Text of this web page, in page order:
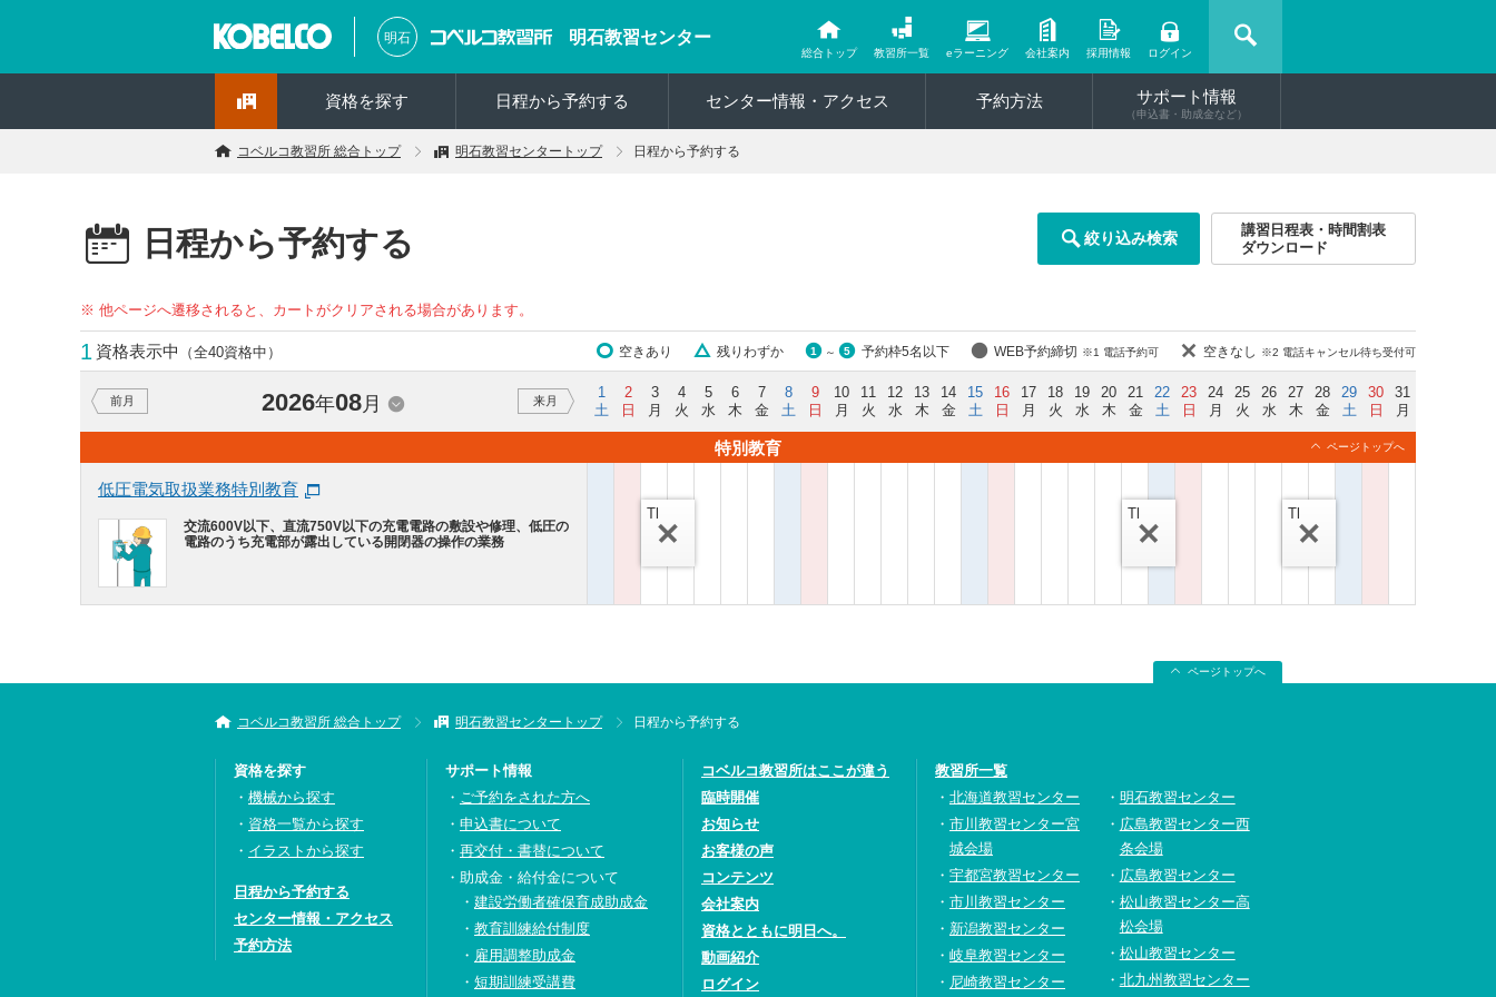
明石 明石教習センター
総合トップ 教習所一覧 eラーニング 会社案内 採用情報 ログイン
資格を探す 日程から予約する センター情報・アクセス 予約方法 サポート情報
（申込書・助成金など）
コベルコ教習所 総合トップ 明石教習センタートップ 日程から予約する
日程から予約する 絞り込み検索
講習日程表・時間割表
ダウンロード
※ 他ページへ遷移されると、カートがクリアされる場合があります。
1 資格表示中 （全40資格中） 空きあり 残りわずか 1 ～ 5 予約枠5名以下 WEB予約締切 ※1 電話予約可 空きなし ※2 電話キャンセル待ち受付可
前月 2026年08月 来月
1
土
2
日
3
月
4
火
5
水
6
木
7
金
8
土
9
日
10
月
11
火
12
水
13
木
14
金
15
土
16
日
17
月
18
火
19
水
20
木
21
金
22
土
23
日
24
月
25
火
26
水
27
木
28
金
29
土
30
日
31
月
特別教育 ページトップへ
低圧電気取扱業務特別教育
交流600V以下、直流750V以下の充電電路の敷設や修理、低圧の
電路のうち充電部が露出している開閉器の操作の業務
Tl Tl Tl
ページトップへ
コベルコ教習所 総合トップ 明石教習センタートップ 日程から予約する
資格を探す
機械から探す
資格一覧から探す
イラストから探す
日程から予約する
センター情報・アクセス
予約方法
サポート情報
ご予約をされた方へ
申込書について
再交付・書替について
助成金・給付金について
建設労働者確保育成助成金
教育訓練給付制度
雇用調整助成金
短期訓練受講費
コベルコ教習所はここが違う
臨時開催
お知らせ
お客様の声
コンテンツ
会社案内
資格とともに明日へ。
動画紹介
ログイン
教習所一覧
北海道教習センター
市川教習センター宮
城会場
宇都宮教習センター
市川教習センター
新潟教習センター
岐阜教習センター
尼崎教習センター
明石教習センター
広島教習センター西
条会場
広島教習センター
松山教習センター高
松会場
松山教習センター
北九州教習センター